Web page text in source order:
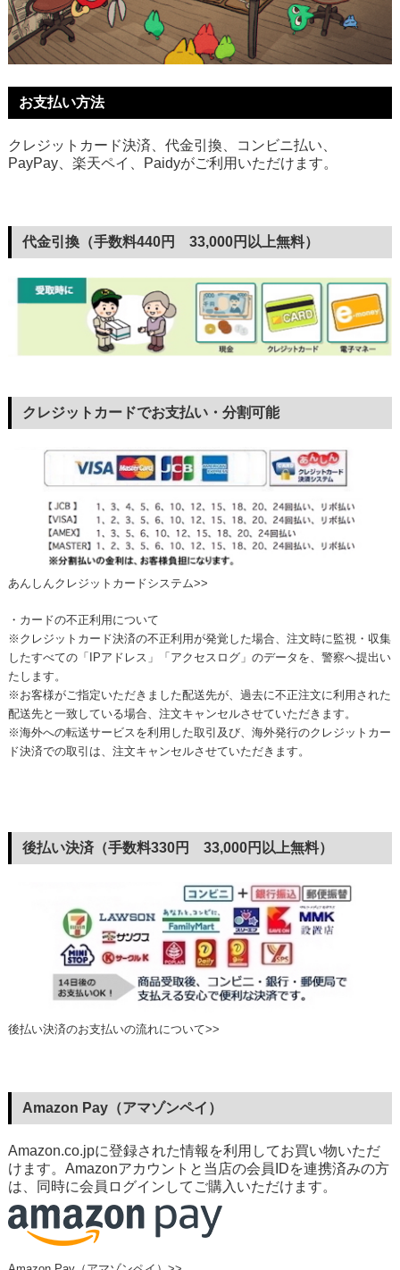
お支払い方法
クレジットカード決済、代金引換、コンビニ払い、
PayPay、楽天ペイ、Paidyがご利用いただけます。
代金引換（手数料440円 33,000円以上無料）
クレジットカードでお支払い・分割可能
あんしんクレジットカードシステム>>
・カードの不正利用について
※クレジットカード決済の不正利用が発覚した場合、注文時に監視・収集
したすべての「IPアドレス」「アクセスログ」のデータを、警察へ提出い
たします。
※お客様がご指定いただきました配送先が、過去に不正注文に利用された
配送先と一致している場合、注文キャンセルさせていただきます。
※海外への転送サービスを利用した取引及び、海外発行のクレジットカー
ド決済での取引は、注文キャンセルさせていただきます。
後払い決済（手数料330円 33,000円以上無料）
後払い決済のお支払いの流れについて>>
Amazon Pay（アマゾンペイ）
Amazon.co.jpに登録された情報を利用してお買い物いただ
けます。Amazonアカウントと当店の会員IDを連携済みの方
は、同時に会員ログインしてご購入いただけます。